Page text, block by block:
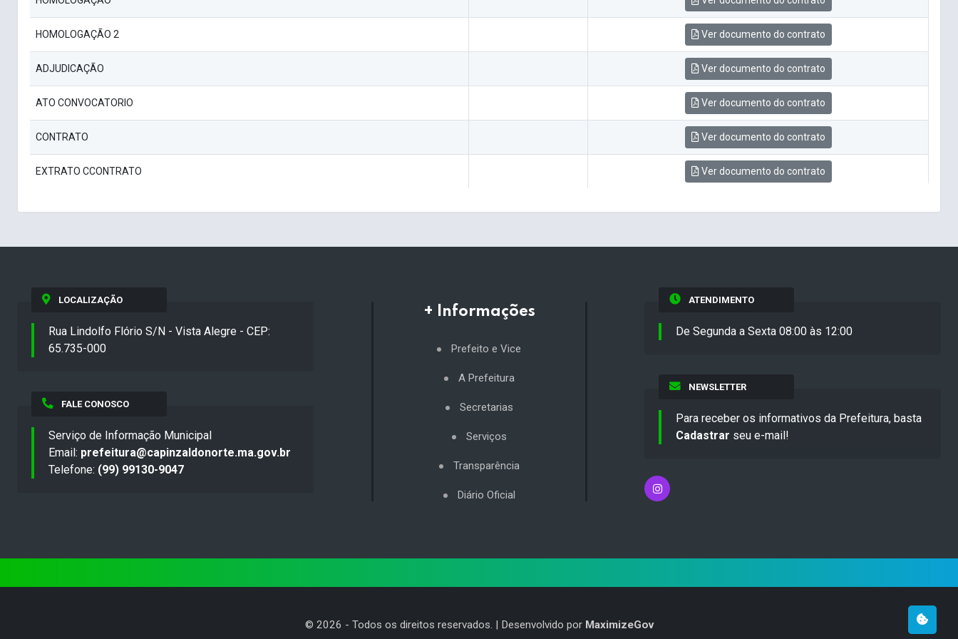
HOMOLOGAÇÃO 2 Ver documento do contrato
ADJUDICAÇÃO Ver documento do contrato
ATO CONVOCATORIO Ver documento do contrato
CONTRATO Ver documento do contrato
EXTRATO CCONTRATO Ver documento do contrato
LOCALIZAÇÃO
Rua Lindolfo Flório S/N - Vista Alegre - CEP:
65.735-000
FALE CONOSCO
Serviço de Informação Municipal
Email: prefeitura@capinzaldonorte.ma.gov.br
Telefone: (99) 99130-9047
+ Informações
Prefeito e Vice
A Prefeitura
Secretarias
Serviços
Transparência
Diário Oficial
ATENDIMENTO
De Segunda a Sexta 08:00 às 12:00
NEWSLETTER
Para receber os informativos da Prefeitura, basta
Cadastrar seu e-mail!
© 2026 - Todos os direitos reservados. | Desenvolvido por MaximizeGov